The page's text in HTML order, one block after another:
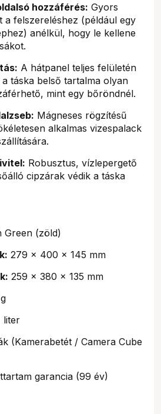
hozzáférés: Gyors
a felszereléshez (például egy
anélkül, hogy le kellene
A hátpanel teljes felületén
táska belső tartalma olyan
mint egy bőröndnél.
Mágneses rögzítésű
alkalmas vizespalack
Robusztus, vízlepergető
cipzárak védik a táska
Green (zöld)
279 x 400 x 145 mm
259 x 380 x 135 mm
liter
(Kamerabetét / Camera Cube
garancia (99 év)